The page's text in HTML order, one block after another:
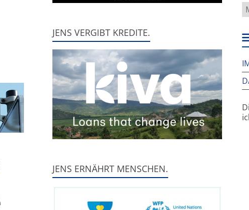
JENS VERGIBT KREDITE.
JENS ERNÄHRT MENSCHEN.